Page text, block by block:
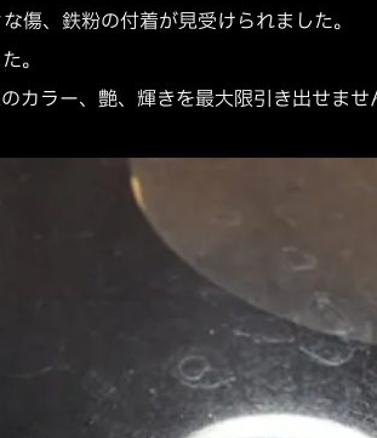
傷、鉄粉の付着が見受けられました。
。
カラー、艶、輝きを最大限引き出せませ